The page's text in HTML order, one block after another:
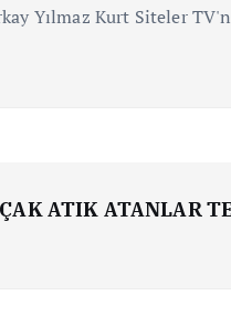
Yılmaz Kurt Siteler
ATIK ATANLAR